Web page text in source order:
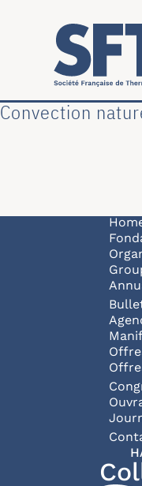
Skip to main content
Convection